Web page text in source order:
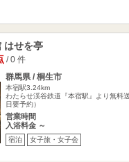
はせを亭
/ 0 件
群馬県 / 桐生市
本宿駅3.24km
わたらせ渓谷鉄道『本宿駅』より無料
日要予約）
営業時間
入浴料金 ～
宿泊 女子旅・女子会